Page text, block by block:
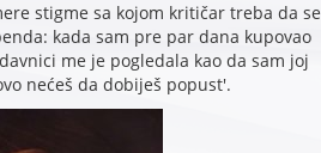
stigme sa kojom kritičar treba da se
kada sam pre par dana kupovao
me je pogledala kao da sam joj
nećeš da dobiješ popust'.